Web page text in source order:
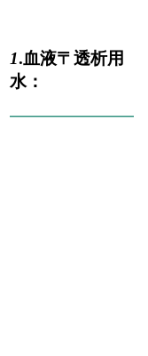
1.血液〒透析用
水：
——————————